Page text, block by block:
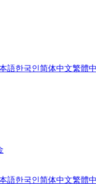
語한국인简体中文繁體
語한국인简体中文繁體